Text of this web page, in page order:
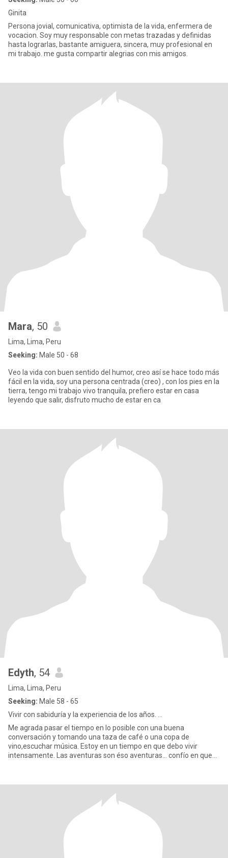
Ginita
Persona jovial, comunicativa, optimista de la vida, enfermera de
vocacion. Soy muy responsable con metas trazadas y definidas
hasta lograrlas, bastante amiguera, sincera, muy profesional en
mi trabajo. me gusta compartir alegrias con mis amigos.
Mara, 50
Lima, Lima, Peru
Seeking: Male 50 - 68
Veo la vida con buen sentido del humor, creo así se hace todo más
fácil en la vida, soy una persona centrada (creo) , con los pies en la
tierra, tengo mi trabajo vivo tranquila, prefiero estar en casa
leyendo que salir, disfruto mucho de estar en ca
Edyth, 54
Lima, Lima, Peru
Seeking: Male 58 - 65
Vivir con sabiduría y la experiencia de los años. ...
Me agrada pasar el tiempo en lo posible con una buena
conversación y tomando una taza de café o una copa de
vino,escuchar música. Estoy en un tiempo en que debo vivir
intensamente. Las aventuras son éso aventuras... confío en que